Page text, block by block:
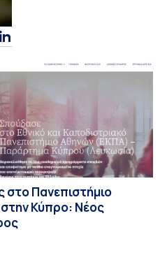
στο Πανεπιστήμιο
Κύπρο: Νέος